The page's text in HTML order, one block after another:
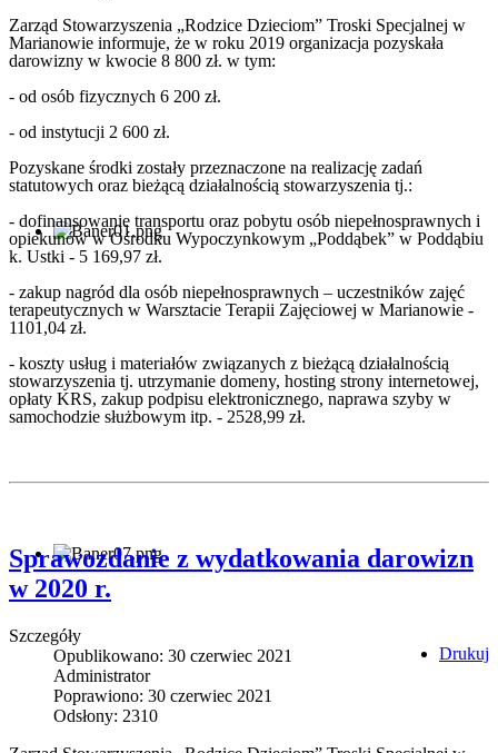
Zarząd Stowarzyszenia „Rodzice Dzieciom” Troski Specjalnej w
Marianowie informuje, że w roku 2019 organizacja pozyskała
darowizny w kwocie 8 800 zł. w tym:
- od osób fizycznych 6 200 zł.
- od instytucji 2 600 zł.
Pozyskane środki zostały przeznaczone na realizację zadań
statutowych oraz bieżącą działalnością stowarzyszenia tj.:
- dofinansowanie transportu oraz pobytu osób niepełnosprawnych i
opiekunów w Ośrodku Wypoczynkowym „Poddąbek” w Poddąbiu
k. Ustki - 5 169,97 zł.
- zakup nagród dla osób niepełnosprawnych – uczestników zajęć
terapeutycznych w Warsztacie Terapii Zajęciowej w Marianowie -
1101,04 zł.
- koszty usług i materiałów związanych z bieżącą działalnością
stowarzyszenia tj. utrzymanie domeny, hosting strony internetowej,
opłaty KRS, zakup podpisu elektronicznego, naprawa szyby w
samochodzie służbowym itp. - 2528,99 zł.
Sprawozdanie z wydatkowania darowizn
w 2020 r.
Drukuj
Szczegóły
Opublikowano: 30 czerwiec 2021
Administrator
Poprawiono: 30 czerwiec 2021
Odsłony: 2310